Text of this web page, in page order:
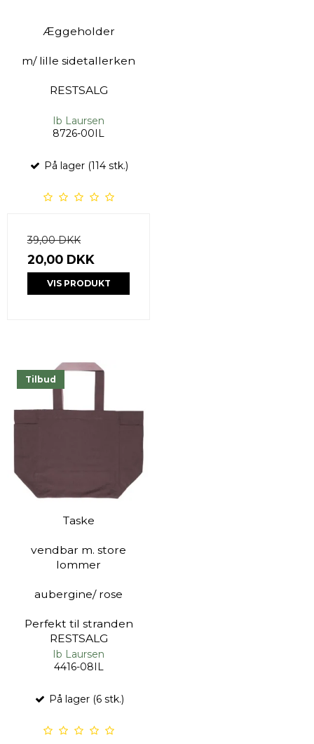
Æggeholder
m/ lille sidetallerken
RESTSALG
Ib Laursen
8726-00IL
På lager (114 stk.)
39,00 DKK
20,00 DKK
VIS PRODUKT
Tilbud
Taske
vendbar m. store
lommer
aubergine/ rose
Perfekt til stranden
RESTSALG
Ib Laursen
4416-08IL
På lager (6 stk.)